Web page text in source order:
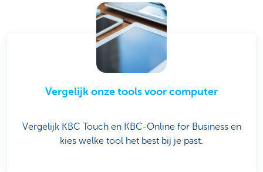
Vergelijk onze tools voor computer
Vergelijk KBC Touch en KBC-Online for Business en
kies welke tool het best bij je past.